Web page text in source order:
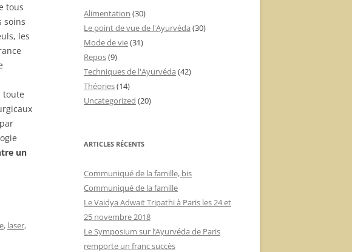
tous
soins
les
toute
un
, laser,
Alimentation (30)
Le point de vue de l'Ayurvéda (30)
Mode de vie(31)
Repos(9)
Techniques de l'Ayurvéda (42)
Théories(14)
Uncategorized (20)
ARTICLES RÉCENTS
Communiqué de la famille, bis
Communiqué de la famille
Le Vaidya Adwait Tripathi à Paris les 24 et
25 novembre 2018
Le Symposium sur l’Ayurvéda de Paris
remporte un franc succès